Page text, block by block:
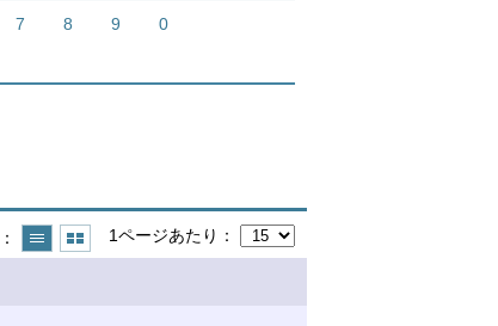
7 8 9 0
1ページあたり